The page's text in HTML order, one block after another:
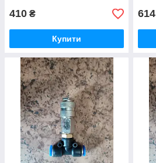
410 ₴
Купити
614